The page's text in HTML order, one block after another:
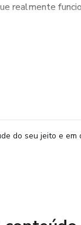
realmente
enganoso.
com
do seu jeito e em